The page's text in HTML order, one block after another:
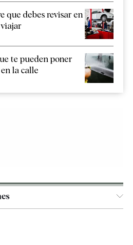
que debes revisar en
te pueden poner
la calle